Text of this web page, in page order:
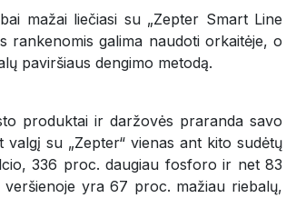
mažai liečiasi su „Zepter Smart Line
rankenomis galima naudoti orkaitėje, o
paviršiaus dengimo metodą.
produktai ir daržovės praranda savo
su „Zepter“ vienas ant kito sudėtų
336 proc. daugiau fosforo ir net 83
yra 67 proc. mažiau riebalų,